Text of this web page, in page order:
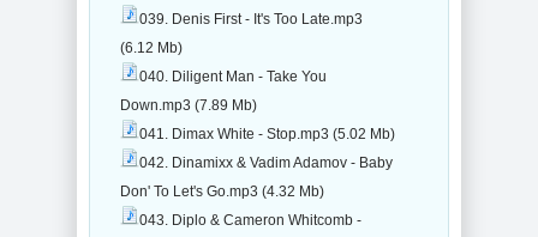
039. Denis First - It's Too Late.mp3
(6.12 Mb)
040. Diligent Man - Take You
Down.mp3 (7.89 Mb)
041. Dimax White - Stop.mp3 (5.02 Mb)
042. Dinamixx & Vadim Adamov - Baby
Don' To Let's Go.mp3 (4.32 Mb)
043. Diplo & Cameron Whitcomb -